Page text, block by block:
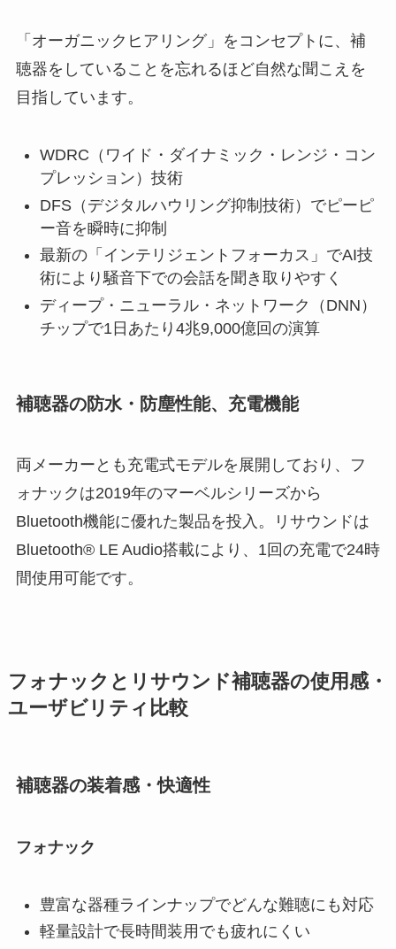
「オーガニックヒアリング」をコンセプトに、補
聴器をしていることを忘れるほど自然な聞こえを
目指しています。
WDRC（ワイド・ダイナミック・レンジ・コン
プレッション）技術
DFS（デジタルハウリング抑制技術）でピーピ
ー音を瞬時に抑制
最新の「インテリジェントフォーカス」でAI技
術により騒音下での会話を聞き取りやすく
ディープ・ニューラル・ネットワーク（DNN）
チップで1日あたり4兆9,000億回の演算
補聴器の防水・防塵性能、充電機能
両メーカーとも充電式モデルを展開しており、フ
ォナックは2019年のマーベルシリーズから
Bluetooth機能に優れた製品を投入。リサウンドは
Bluetooth® LE Audio搭載により、1回の充電で24時
間使用可能です。
フォナックとリサウンド補聴器の使用感・
ユーザビリティ比較
補聴器の装着感・快適性
フォナック
豊富な器種ラインナップでどんな難聴にも対応
軽量設計で長時間装用でも疲れにくい